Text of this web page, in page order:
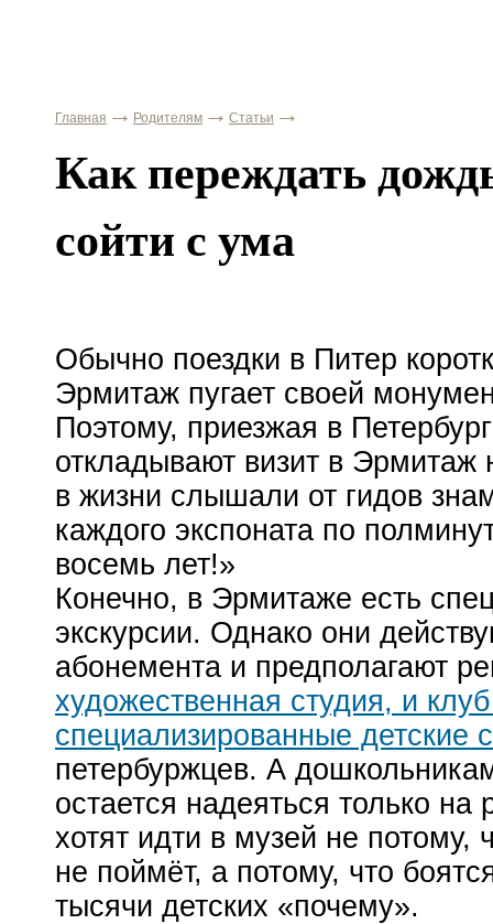
Главная Родителям Статьи
Как переждать
сойти с ума
Обычно поездки в Питер
Эрмитаж пугает своей
Поэтому, приезжая в
откладывают визит в Эрмитаж
в жизни слышали от гидов
каждого экспоната по
восемь лет!»
Конечно, в Эрмитаже есть
экскурсии. Однако они
абонемента и предполагают
художественная студия, и
специализированные детские
петербуржцев. А
остается надеяться только
хотят идти в музей не потому,
не поймёт, а потому, что
тысячи детских «почему».